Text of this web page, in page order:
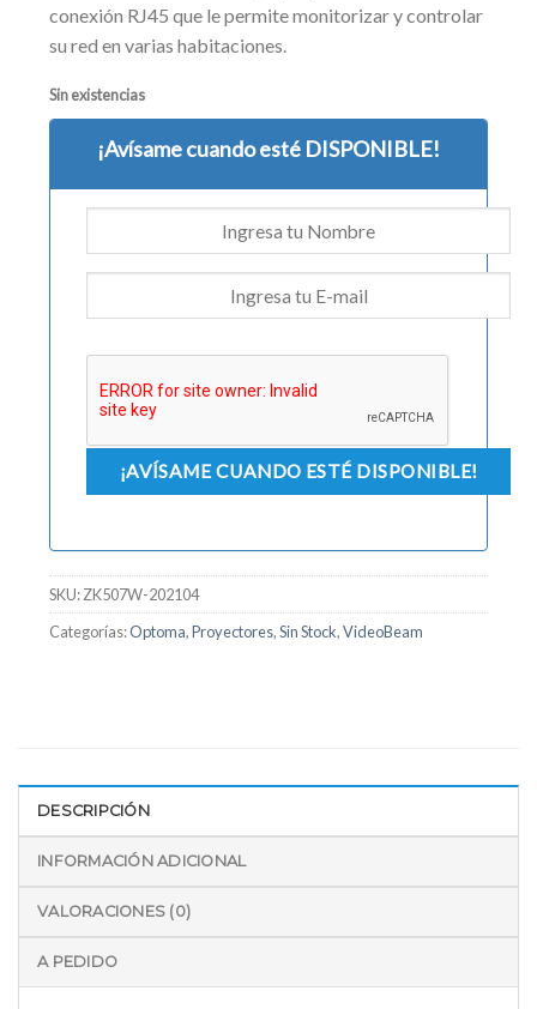
conexión RJ45 que le permite monitorizar y controlar
su red en varias habitaciones.
Sin existencias
¡Avísame cuando esté DISPONIBLE!
SKU:ZK507W-202104
Categorías:Optoma,Proyectores,Sin Stock,VideoBeam
DESCRIPCIÓN
INFORMACIÓN ADICIONAL
VALORACIONES (0)
A PEDIDO